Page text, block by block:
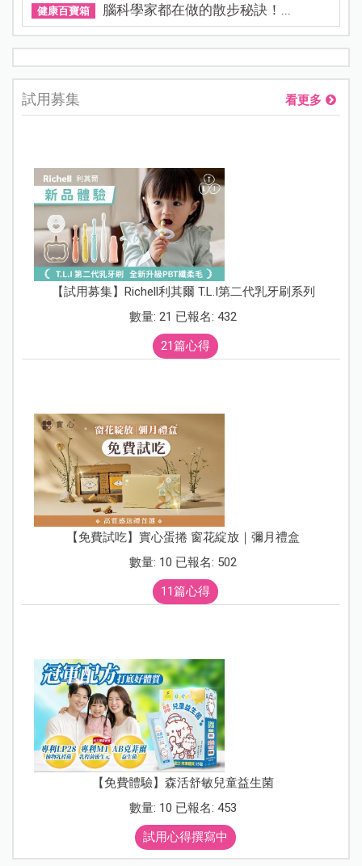
健康百寶箱 腦科學家都在做的散步秘訣！...
試用募集 看更多
【試用募集】Richell利其爾 T.L.I第二代乳牙刷系列
數量: 21 已報名: 432
21篇心得
【免費試吃】實心蛋捲 窗花綻放｜彌月禮盒
數量: 10 已報名: 502
11篇心得
【免費體驗】森活舒敏兒童益生菌
數量: 10 已報名: 453
試用心得撰寫中